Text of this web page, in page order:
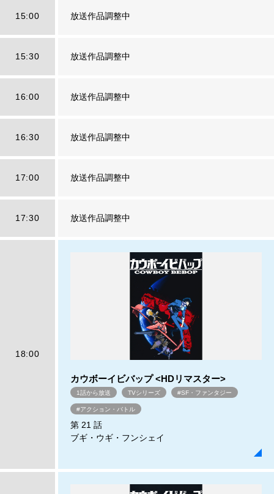
15:00 放送作品調整中
15:30 放送作品調整中
16:00 放送作品調整中
16:30 放送作品調整中
17:00 放送作品調整中
17:30 放送作品調整中
18:00
カウボーイビバップ <HDリマスター>
1話から放送 TVシリーズ #SF・ファンタジー
#アクション・バトル
第 21 話
ブギ・ウギ・フンシェイ